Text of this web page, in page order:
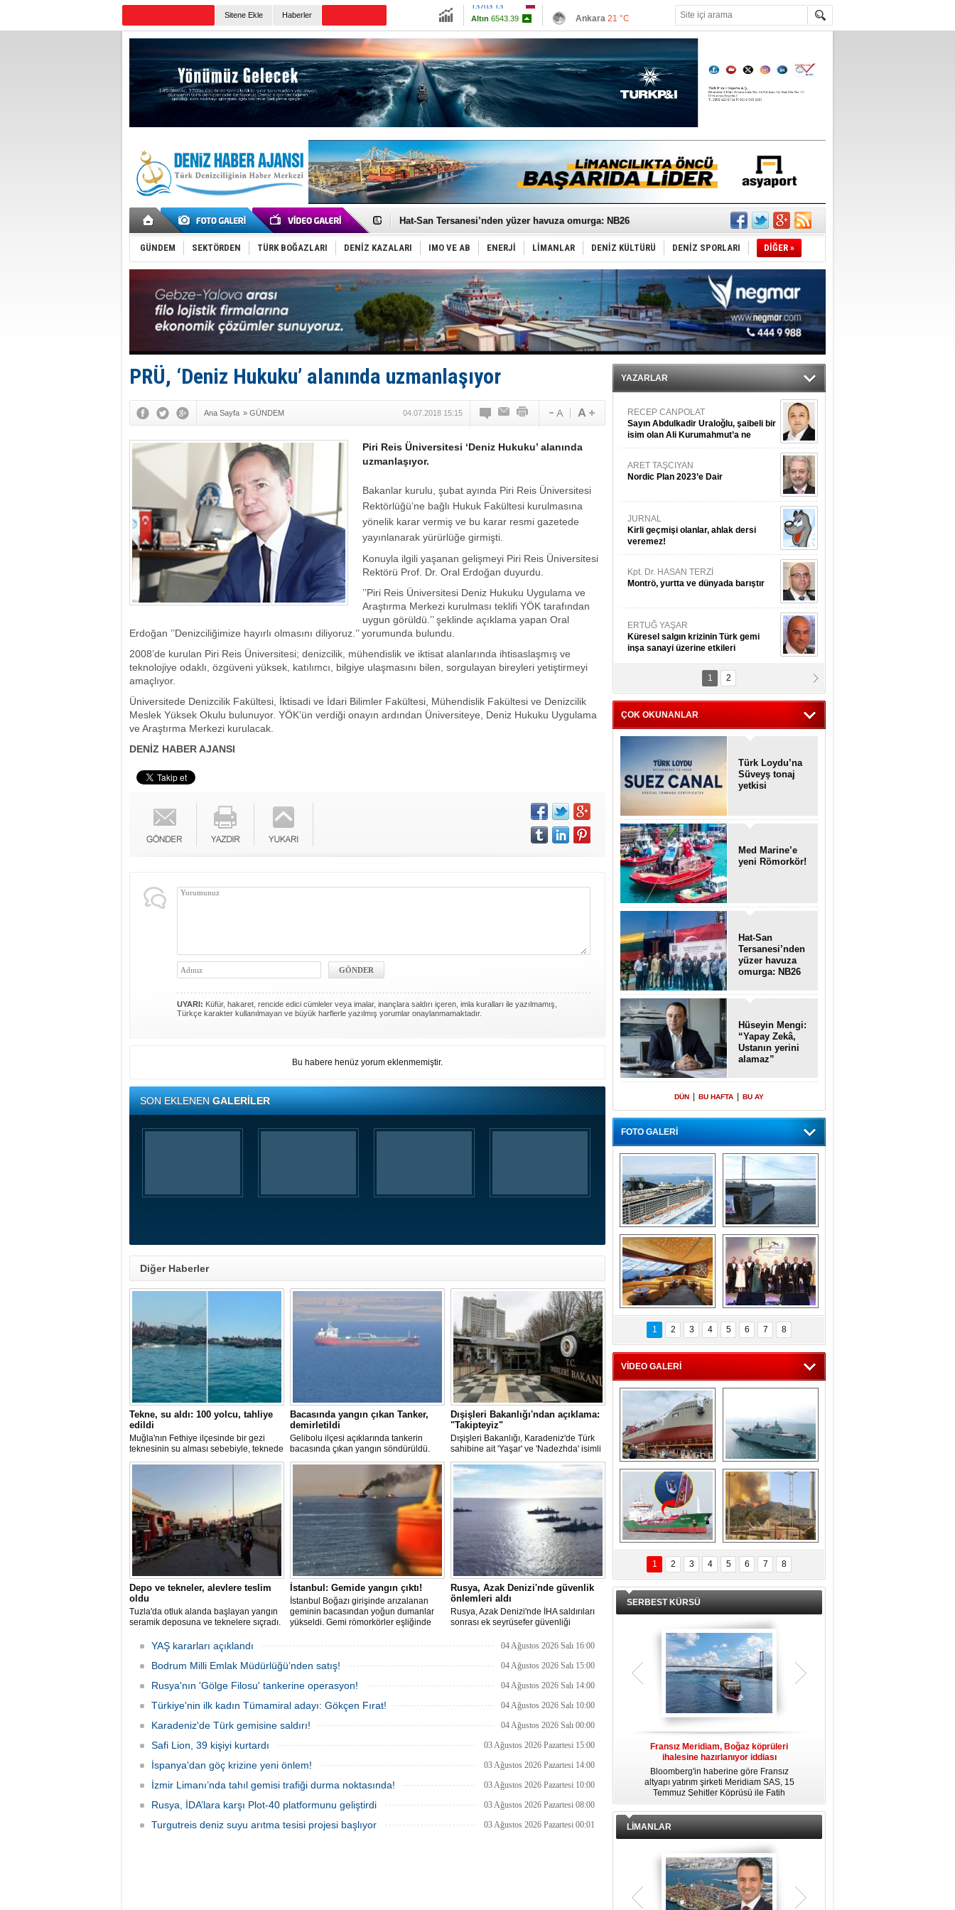
Sitene Ekle Haberler
Altın
6543.39
Euro55.0373
Ankara 21 °C
Antalya27 °C
Muğla 26 °C
Çanakkale 26 °C
Türk Loydu’na Süveyş tonaj yetkisi
Hat-San Tersanesi’nden yüzer havuza omurga: NB26
Med Marine’e yeni Römorkör!
KOSDER’den Karadeniz için ‘Çağrı’!
Kalyoncu’dan ‘Sefer’ kararı!
Tekne, su aldı: 100 yolcu, tahliye edildi
Bacasında yangın çıkan Tanker, demirletildi
Dışişleri Bakanlığı'ndan açıklama: "Takipteyiz"
Depo ve tekneler, alevlere teslim oldu
Kruvaziyer Şirketleri işte buralara ‘Yatırım’ yapıyor
SES Yachts’tan EPOQ 36!
Kargıcak Koyu’nda tekne yangını!
Denizlerin dibinde 8 bin 500 gemi petrol sızıntısı riskiyle çürüyor
İstanbul: Gemide yangın çıktı!
GÜNDEM SEKTÖRDEN TÜRK BOĞAZLARI DENİZ KAZALARI IMO VE AB ENERJİ LİMANLAR DENİZ KÜLTÜRÜ DENİZ SPORLARI DİĞER »
PRÜ, ‘Deniz Hukuku’ alanında uzmanlaşıyor
Ana Sayfa » GÜNDEM 04.07.2018 15:15
Piri Reis Üniversitesi ‘Deniz Hukuku’ alanında
uzmanlaşıyor.
Bakanlar kurulu, şubat ayında Piri Reis Üniversitesi
Rektörlüğü’ne bağlı Hukuk Fakültesi kurulmasına
yönelik karar vermiş ve bu karar resmi gazetede
yayınlanarak yürürlüğe girmişti.
Konuyla ilgili yaşanan gelişmeyi Piri Reis Üniversitesi
Rektörü Prof. Dr. Oral Erdoğan duyurdu.
’’Piri Reis Üniversitesi Deniz Hukuku Uygulama ve
Araştırma Merkezi kurulması teklifi YÖK tarafından
uygun görüldü.’’ şeklinde açıklama yapan Oral
Erdoğan ’’Denizciliğimize hayırlı olmasını diliyoruz.’’ yorumunda bulundu.
2008’de kurulan Piri Reis Üniversitesi; denizcilik, mühendislik ve iktisat alanlarında ihtisaslaşmış ve
teknolojiye odaklı, özgüveni yüksek, katılımcı, bilgiye ulaşmasını bilen, sorgulayan bireyleri yetiştirmeyi
amaçlıyor.
Üniversitede Denizcilik Fakültesi, İktisadi ve İdari Bilimler Fakültesi, Mühendislik Fakültesi ve Denizcilik
Meslek Yüksek Okulu bulunuyor. YÖK’ün verdiği onayın ardından Üniversiteye, Deniz Hukuku Uygulama
ve Araştırma Merkezi kurulacak.
DENİZ HABER AJANSI
UYARI: Küfür, hakaret, rencide edici cümleler veya imalar, inançlara saldırı içeren, imla kuralları ile yazılmamış,
Türkçe karakter kullanılmayan ve büyük harflerle yazılmış yorumlar onaylanmamaktadır.
Bu habere henüz yorum eklenmemiştir.
SON EKLENENGALERİLER
Diğer Haberler
Tekne, su aldı: 100 yolcu, tahliye
edildi
Muğla'nın Fethiye ilçesinde bir gezi
teknesinin su alması sebebiyle, teknede
bulunan 100 yolcu tahliye edildi,
Bacasında yangın çıkan Tanker,
demirletildi
Gelibolu ilçesi açıklarında tankerin
bacasında çıkan yangın söndürüldü.
Tanker, ardından Şevketiye Demir
Dışişleri Bakanlığı'ndan açıklama:
"Takipteyiz"
Dışişleri Bakanlığı, Karadeniz'de Türk
sahibine ait 'Yaşar' ve 'Nadezhda' isimli
sivil gemilere yönelik insansız hava
araçlarıyla gerçekleştirilen saldırıda
yaralanan personelin sağlık durumu ve
güvenliğinin yakından takip edildiğini
Depo ve tekneler, alevlere teslim
oldu
Tuzla'da otluk alanda başlayan yangın
seramik deposuna ve teknelere sıçradı.
alevleri kontrol altına aldı.
İstanbul: Gemide yangın çıktı!
İstanbul Boğazı girişinde arızalanan
geminin bacasından yoğun dumanlar
yükseldi. Gemi römorkörler eşliğinde
Rusya, Azak Denizi'nde güvenlik
önlemleri aldı
Rusya, Azak Denizi'nde İHA saldırıları
sonrası ek seyrüsefer güvenliği
YAŞ kararları açıklandı 04 Ağustos 2026 Salı 16:00
Bodrum Milli Emlak Müdürlüğü’nden satış! 04 Ağustos 2026 Salı 15:00
Rusya'nın 'Gölge Filosu' tankerine operasyon! 04 Ağustos 2026 Salı 14:00
Türkiye'nin ilk kadın Tümamiral adayı: Gökçen Fırat! 04 Ağustos 2026 Salı 10:00
Karadeniz'de Türk gemisine saldırı! 04 Ağustos 2026 Salı 00:00
Safi Lion, 39 kişiyi kurtardı 03 Ağustos 2026 Pazartesi 15:00
İspanya'dan göç krizine yeni önlem! 03 Ağustos 2026 Pazartesi 14:00
İzmir Limanı’nda tahıl gemisi trafiği durma noktasında! 03 Ağustos 2026 Pazartesi 10:00
Rusya, İDA’lara karşı Plot-40 platformunu geliştirdi 03 Ağustos 2026 Pazartesi 08:00
Turgutreis deniz suyu arıtma tesisi projesi başlıyor 03 Ağustos 2026 Pazartesi 00:01
YAZARLAR
RECEP CANPOLAT
Sayın Abdulkadir Uraloğlu, şaibeli bir
isim olan Ali Kurumahmut’a ne
danışıyorsunuz?
ARET TAŞCIYAN
Nordic Plan 2023’e Dair
JURNAL
Kirli geçmişi olanlar, ahlak dersi
veremez!
Kpt. Dr. HASAN TERZİ
Montrö, yurtta ve dünyada barıştır
ERTUĞ YAŞAR
Küresel salgın krizinin Türk gemi
inşa sanayi üzerine etkileri
Kpt. MESUT AZMİ GÖKSOY
ithafen...
1 2
ÇOK OKUNANLAR
Türk Loydu’na
Süveyş tonaj
yetkisi
Med Marine’e
yeni Römorkör!
Hat-San
Tersanesi’nden
yüzer havuza
omurga: NB26
Hüseyin Mengi:
“Yapay Zekâ,
Ustanın yerini
alamaz”
DÜN BU HAFTA BU AY
FOTO GALERİ
“Gemi içinde gemi”
konsepti ile MSC
Splendida
Dünyada tek!
Denizaltı yüzer
havuzu intikal
seyrine başladı
MSC'den 55 milyon
euroluk turizm geliri
müjdesi
5. Bosphorus Ship
Brokers Dinner,
İstanbul’da yapıldı
1 2 3 4 5 6 7 8
VİDEO GALERİ
Çeksan Tersanesi,
Başaran Bayrak
tankerini suya
indirdi
TCG Anadolu,
tersane teknik
seyrini tamamladı
Göçmenlerin
imdadına Türk
sahipli MINA DENIZ
yetişti
Milas’taki yangın
yeniden termik
santrallere doğru
ilerliyor
1 2 3 4 5 6 7 8
SERBEST KÜRSÜ
Fransız Meridiam, Boğaz köprüleri
ihalesine hazırlanıyor iddiası
Bloomberg'in haberine göre Fransız
altyapı yatırım şirketi Meridiam SAS, 15
Temmuz Şehitler Köprüsü ile Fatih
Sultan Mehmet Köprüsü'nün
özelleştirilmesine yönelik ihaleyle
zamanda kendi yat limanı, helikopter
pisti ve seçkin villaları da içeren koca
LİMANLAR